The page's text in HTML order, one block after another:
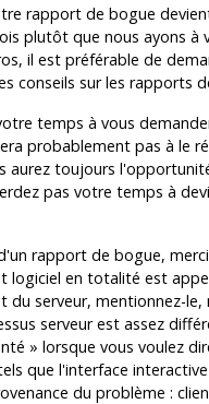
rapport de bogue
plutôt que nous ayons à
il est préférable de
conseils sur les rapports
temps à vous
probablement pas à le
aurez toujours
pas votre temps à
rapport de bogue,
logiciel en totalité est
du serveur, mentionnez-
serveur est assez
» lorsque vous voulez
que l'interface
du problème :